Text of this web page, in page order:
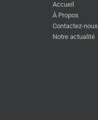
Accueil
À Propos
Contactez-nous
Notre actualité